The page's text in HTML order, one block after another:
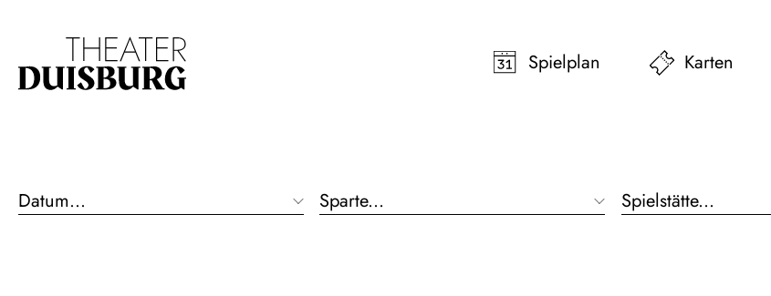
Spielplan
Karten
Datum... Sparte... Spielstätte...